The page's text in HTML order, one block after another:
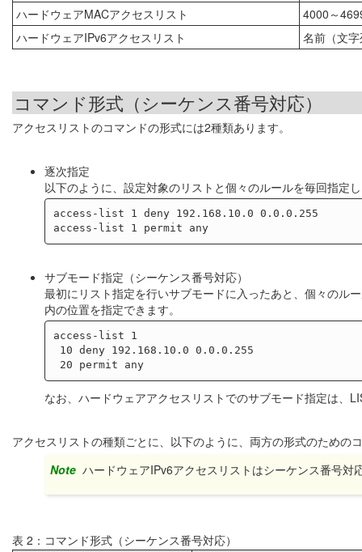
ハードウェアMACアクセスリスト
4000～
ハードウェアIPv6アクセスリスト
名前（文
コマンド形式（シーケンス番号対応）
アクセスリストのコマンドの形式には2種類あります。
逐次指定
以下のように、設定対象のリストと個々のルールを毎回指定
access-list 1 deny 192.168.10.0 0.0.0.255
access-list 1 permit any
サブモード指定（シーケンス番号対応）
最初にリスト指定を行いサブモードに入ったあと、個々のル
内の位置を指定できます。
access-list 1
20 permit any
なお、ハードウェアアクセスリストでのサブモード指定は、
アクセスリストの種類ごとに、以下のように、両方の形式のための
Note ハードウェアIPv6アクセスリストはシーケンス番号対
表 2：コマンド形式（シーケンス番号対応）